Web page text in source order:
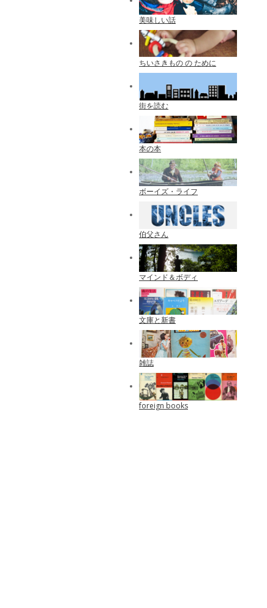
美味しい話
ちいさきもの の ために
街を読む
本の本
ボーイズ・ライフ
伯父さん
マインド＆ボディ
文庫と新書
雑誌
foreign books